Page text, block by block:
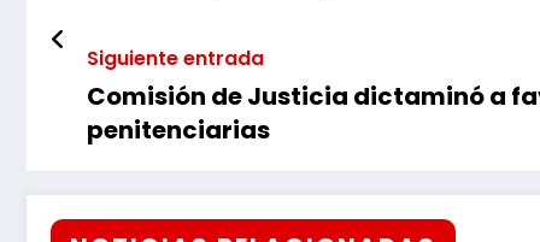
Siguiente entrada
Comisión de Justicia dictaminó a
penitenciarias